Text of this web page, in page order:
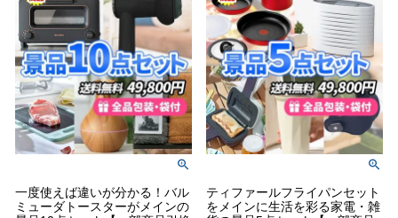
一度使えば違いが分かる！バル
ミューダトースターがメインの
ティファールフライパンセット
をメインに生活を彩る家電・雑